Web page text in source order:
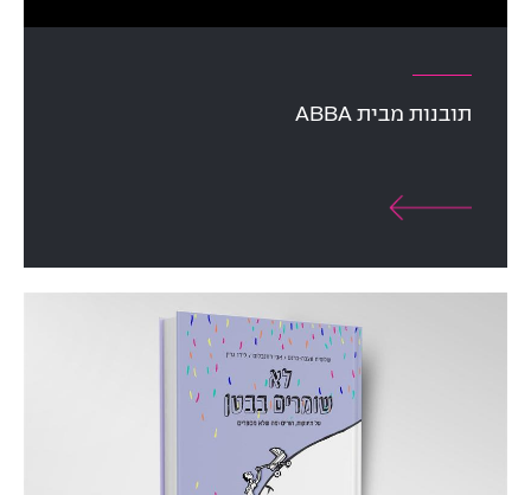
תובנות מבית ABBA